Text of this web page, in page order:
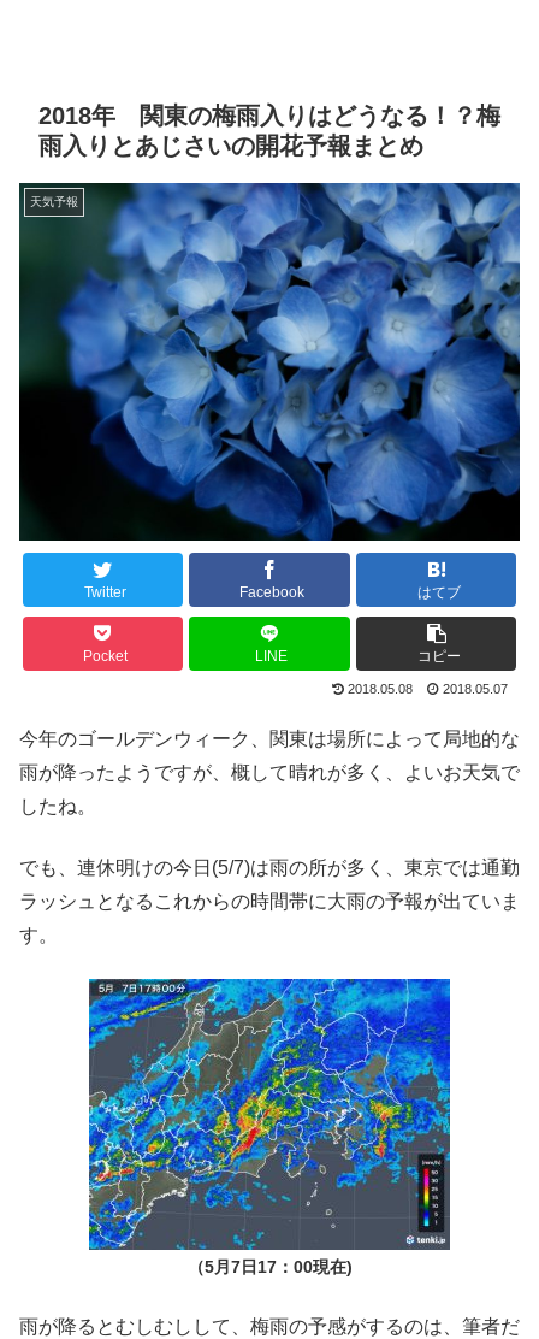
2018年 関東の梅雨入りはどうなる！？梅
雨入りとあじさいの開花予報まとめ
天気予報
Twitter Facebook はてブ
Pocket LINE コピー
2018.05.08 2018.05.07
今年のゴールデンウィーク、関東は場所によって局地的な
雨が降ったようですが、概して晴れが多く、よいお天気で
したね。
でも、連休明けの今日(5/7)は雨の所が多く、東京では通勤
ラッシュとなるこれからの時間帯に大雨の予報が出ていま
す。
（5月7日17：00現在)
雨が降るとむしむしして、梅雨の予感がするのは、筆者だ